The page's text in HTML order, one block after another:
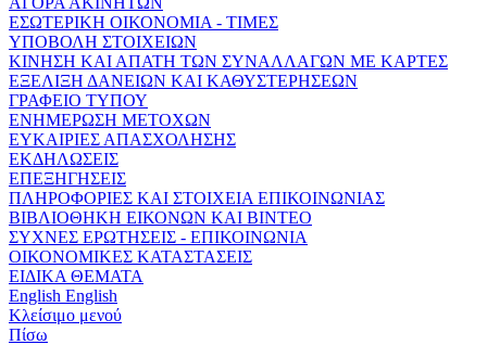
ΕΣΩΤΕΡΙΚΗ ΟΙΚΟΝΟΜΙΑ - ΤΙΜΕΣ
ΥΠΟΒΟΛΗ ΣΤΟΙΧΕΙΩΝ
ΚΙΝΗΣΗ ΚΑΙ ΑΠΑΤΗ ΤΩΝ ΣΥΝΑΛΛΑΓΩΝ ΜΕ ΚΑΡΤΕΣ
ΕΞΕΛΙΞΗ ΔΑΝΕΙΩΝ ΚΑΙ ΚΑΘΥΣΤΕΡΗΣΕΩΝ
ΓΡΑΦΕΙΟ ΤΥΠΟΥ
ΕΝΗΜΕΡΩΣΗ ΜΕΤΟΧΩΝ
ΕΥΚΑΙΡΙΕΣ ΑΠΑΣΧΟΛΗΣΗΣ
ΕΚΔΗΛΩΣΕΙΣ
ΕΠΕΞΗΓΗΣΕΙΣ
ΠΛΗΡΟΦΟΡΙΕΣ ΚΑΙ ΣΤΟΙΧΕΙΑ ΕΠΙΚΟΙΝΩΝΙΑΣ
ΒΙΒΛΙΟΘΗΚΗ ΕΙΚΟΝΩΝ ΚΑΙ ΒΙΝΤΕΟ
ΣΥΧΝΕΣ ΕΡΩΤΗΣΕΙΣ - ΕΠΙΚΟΙΝΩΝΙΑ
ΟΙΚΟΝΟΜΙΚΕΣ ΚΑΤΑΣΤΑΣΕΙΣ
ΕΙΔΙΚΑ ΘΕΜΑΤΑ
English English
Κλείσιμο μενού
Πίσω